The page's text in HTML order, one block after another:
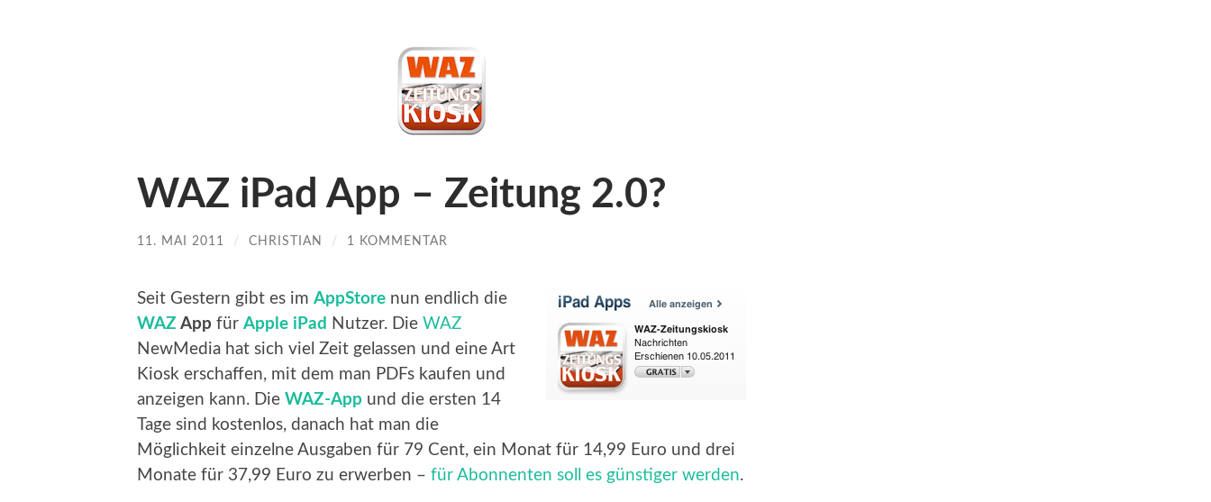
WAZ iPad App – Zeitung 2.0?
11. MAI 2011 / CHRISTIAN / 1 KOMMENTAR
Seit Gestern gibt es im AppStore nun endlich die
WAZ App für Apple iPad Nutzer. Die WAZ
NewMedia hat sich viel Zeit gelassen und eine Art
Kiosk erschaffen, mit dem man PDFs kaufen und
anzeigen kann. Die WAZ-App und die ersten 14
Tage sind kostenlos, danach hat man die
Möglichkeit einzelne Ausgaben für 79 Cent, ein Monat für 14,99 Euro und drei
Monate für 37,99 Euro zu erwerben – für Abonnenten soll es günstiger werden.